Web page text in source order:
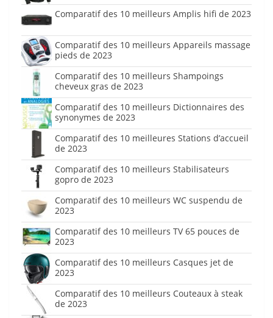
Comparatif des 10 meilleurs Amplis hifi de 2023
Comparatif des 10 meilleurs Appareils massage
pieds de 2023
Comparatif des 10 meilleurs Shampoings
cheveux gras de 2023
Comparatif des 10 meilleurs Dictionnaires des
synonymes de 2023
Comparatif des 10 meilleures Stations d’accueil
de 2023
Comparatif des 10 meilleurs Stabilisateurs
gopro de 2023
Comparatif des 10 meilleurs WC suspendu de
2023
Comparatif des 10 meilleurs TV 65 pouces de
2023
Comparatif des 10 meilleurs Casques jet de
2023
Comparatif des 10 meilleurs Couteaux à steak
de 2023